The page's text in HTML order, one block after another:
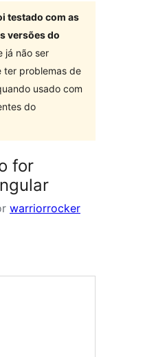
testado com as
versões do
já não ser
ter problemas de
usado com
do
for
warriorrocker